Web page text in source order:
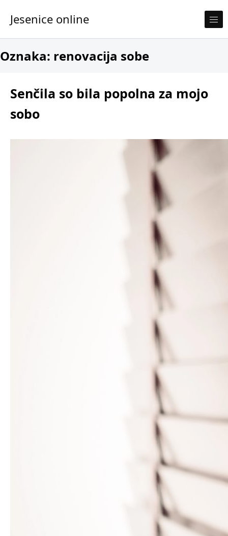
Skip to content
Jesenice online
Oznaka: renovacija sobe
Senčila so bila popolna za mojo
sobo